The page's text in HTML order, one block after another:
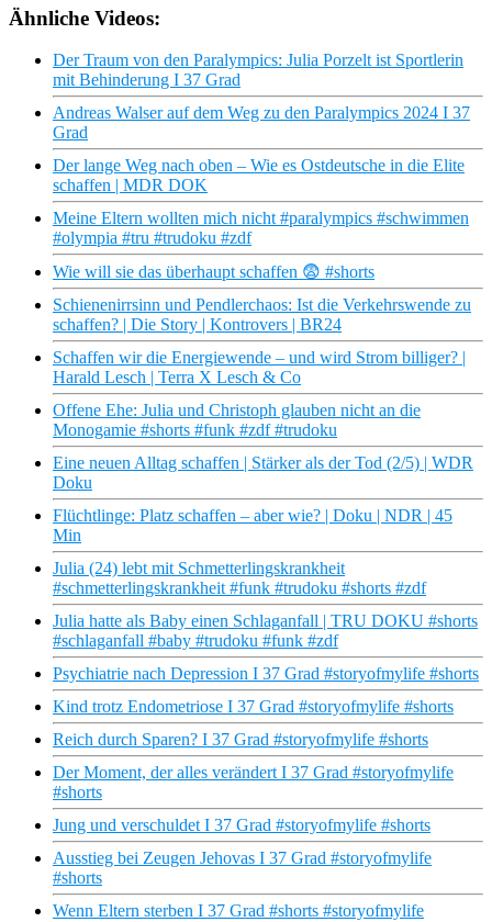
Ähnliche Videos:
Der Traum von den Paralympics: Julia Porzelt ist Sportlerin
mit Behinderung I 37 Grad
Andreas Walser auf dem Weg zu den Paralympics 2024 I 37
Grad
Der lange Weg nach oben – Wie es Ostdeutsche in die Elite
schaffen | MDR DOK
Meine Eltern wollten mich nicht #paralympics #schwimmen
#olympia #tru #trudoku #zdf
Wie will sie das überhaupt schaffen 😨 #shorts
Schienenirrsinn und Pendlerchaos: Ist die Verkehrswende zu
schaffen? | Die Story | Kontrovers | BR24
Schaffen wir die Energiewende – und wird Strom billiger? |
Harald Lesch | Terra X Lesch & Co
Offene Ehe: Julia und Christoph glauben nicht an die
Monogamie #shorts #funk #zdf #trudoku
Eine neuen Alltag schaffen | Stärker als der Tod (2/5) | WDR
Doku
Flüchtlinge: Platz schaffen – aber wie? | Doku | NDR | 45
Min
Julia (24) lebt mit Schmetterlingskrankheit
#schmetterlingskrankheit #funk #trudoku #shorts #zdf
Julia hatte als Baby einen Schlaganfall | TRU DOKU #shorts
#schlaganfall #baby #trudoku #funk #zdf
Psychiatrie nach Depression I 37 Grad #storyofmylife #shorts
Kind trotz Endometriose I 37 Grad #storyofmylife #shorts
Reich durch Sparen? I 37 Grad #storyofmylife #shorts
Der Moment, der alles verändert I 37 Grad #storyofmylife
#shorts
Jung und verschuldet I 37 Grad #storyofmylife #shorts
Ausstieg bei Zeugen Jehovas I 37 Grad #storyofmylife
#shorts
Wenn Eltern sterben I 37 Grad #shorts #storyofmylife